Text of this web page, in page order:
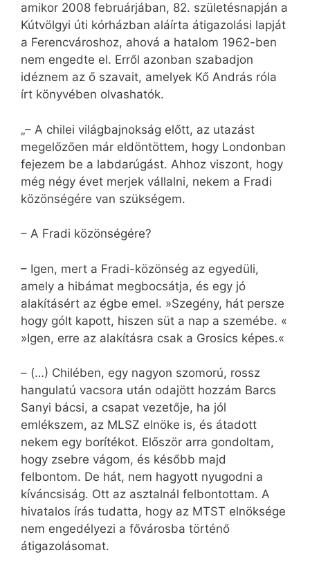
amikor 2008 februárjában, 82. születésnapján a
Kútvölgyi úti kórházban aláírta átigazolási lapját
a Ferencvároshoz, ahová a hatalom 1962-ben
nem engedte el. Erről azonban szabadjon
idéznem az ő szavait, amelyek Kő András róla
írt könyvében olvashatók.
„– A chilei világbajnokság előtt, az utazást
megelőzően már eldöntöttem, hogy Londonban
fejezem be a labdarúgást. Ahhoz viszont, hogy
még négy évet merjek vállalni, nekem a Fradi
közönségére van szükségem.
– A Fradi közönségére?
– Igen, mert a Fradi-közönség az egyedüli,
amely a hibámat megbocsátja, és egy jó
alakításért az égbe emel. »Szegény, hát persze
hogy gólt kapott, hiszen süt a nap a szemébe. «
»Igen, erre az alakításra csak a Grosics képes.«
– (…) Chilében, egy nagyon szomorú, rossz
hangulatú vacsora után odajött hozzám Barcs
Sanyi bácsi, a csapat vezetője, ha jól
emlékszem, az MLSZ elnöke is, és átadott
nekem egy borítékot. Először arra gondoltam,
hogy zsebre vágom, és később majd
felbontom. De hát, nem hagyott nyugodni a
kíváncsiság. Ott az asztalnál felbontottam. A
hivatalos írás tudatta, hogy az MTST elnöksége
nem engedélyezi a fővárosba történő
átigazolásomat.